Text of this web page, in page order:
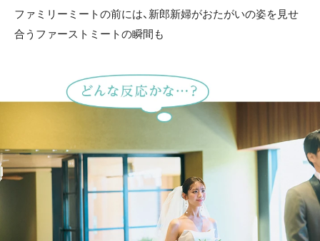
ファミリーミートの前には、新郎新婦がおたがいの姿を見せ
合うファーストミートの瞬間も